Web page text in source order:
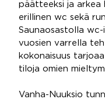
päätteeksi ja arkea
erillinen wc sekä
Saunaosastolla wc-
vuosien varrella
kokonaisuus
tiloja omien
Vanha-Nuuksio